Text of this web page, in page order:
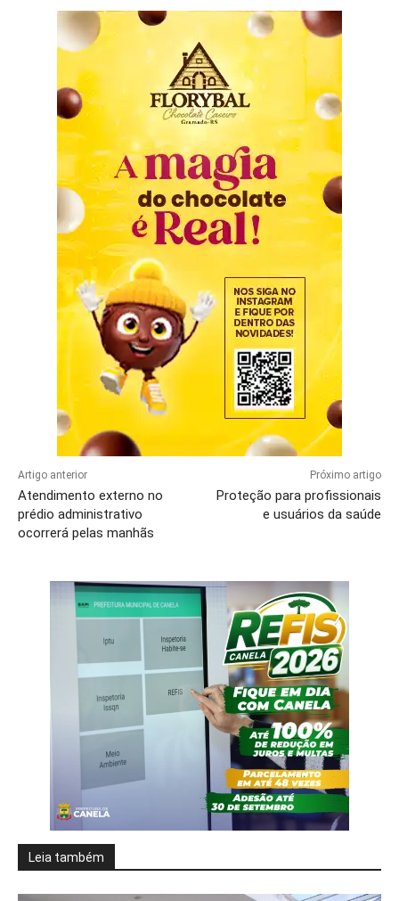
Artigo anterior
Atendimento externo no
prédio administrativo
ocorrerá pelas manhãs
Próximo artigo
Proteção para profissionais
e usuários da saúde
Leia também